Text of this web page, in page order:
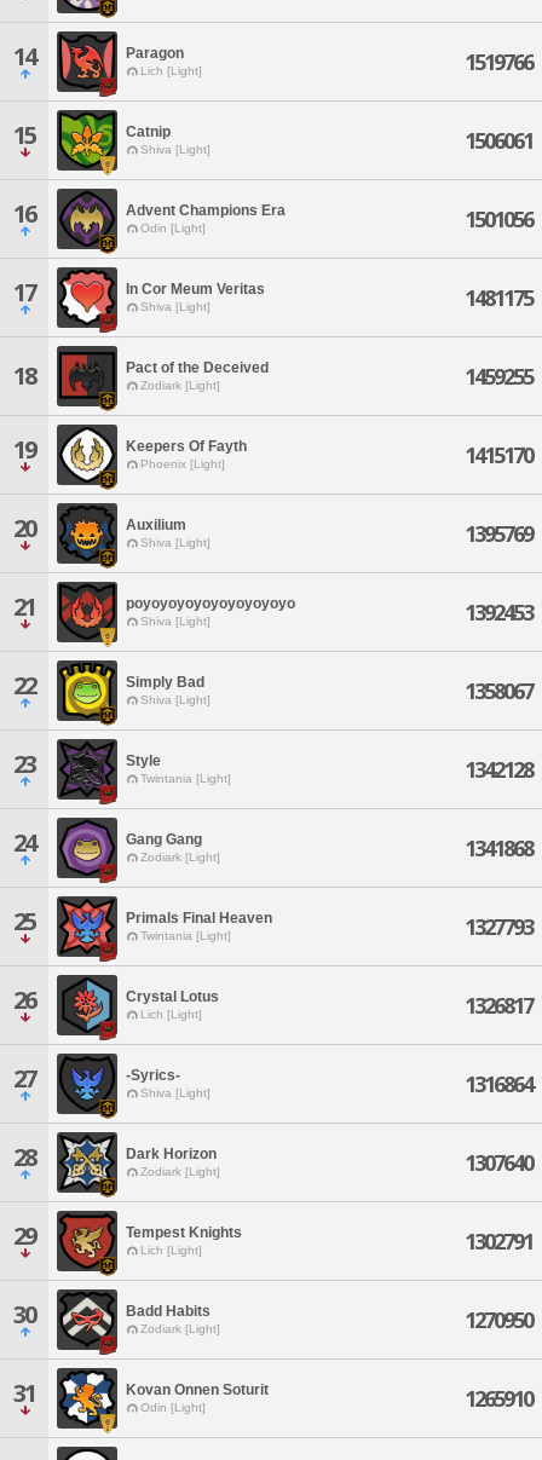
14 Paragon
Lich [Light] 1519766
15 Catnip
Shiva [Light] 1506061
16 Advent Champions Era
Odin [Light] 1501056
17 In Cor Meum Veritas
Shiva [Light] 1481175
18 Pact of the Deceived
Zodiark [Light] 1459255
19 Keepers Of Fayth
Phoenix [Light] 1415170
20 Auxilium
Shiva [Light] 1395769
21 poyoyoyoyoyoyoyoyoyo
Shiva [Light] 1392453
22 Simply Bad
Shiva [Light] 1358067
23 Style
Twintania [Light] 1342128
24 Gang Gang
Zodiark [Light] 1341868
25 Primals Final Heaven
Twintania [Light] 1327793
26 Crystal Lotus
Lich [Light] 1326817
27 -Syrics-
Shiva [Light] 1316864
28 Dark Horizon
Zodiark [Light] 1307640
29 Tempest Knights
Lich [Light] 1302791
30 Badd Habits
Zodiark [Light] 1270950
31 Kovan Onnen Soturit
Odin [Light] 1265910